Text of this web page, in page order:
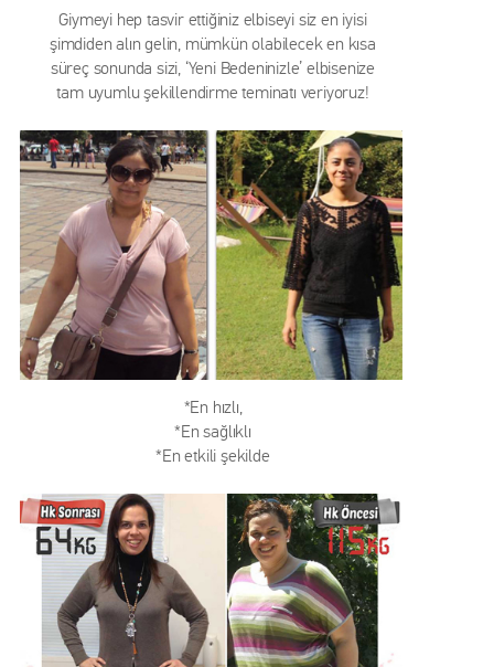
Giymeyi hep tasvir ettiğiniz elbiseyi siz en iyisi
şimdiden alın gelin, mümkün olabilecek en kısa
süreç sonunda sizi, ‘Yeni Bedeninizle’ elbisenize
tam uyumlu şekillendirme teminatı veriyoruz!
*En hızlı,
*En sağlıklı
*En etkili şekilde